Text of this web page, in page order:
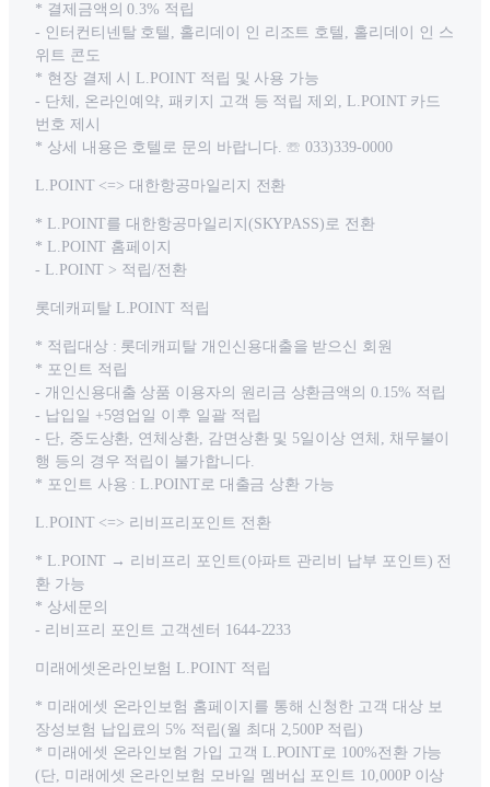
* 결제금액의 0.3% 적립
- 인터컨티넨탈 호텔, 홀리데이 인 리조트 호텔, 홀리데이 인 스
위트 콘도
* 현장 결제 시 L.POINT 적립 및 사용 가능
- 단체, 온라인예약, 패키지 고객 등 적립 제외, L.POINT 카드
번호 제시
* 상세 내용은 호텔로 문의 바랍니다. ☏ 033)339-0000
L.POINT <=> 대한항공마일리지 전환
* L.POINT를 대한항공마일리지(SKYPASS)로 전환
* L.POINT 홈페이지
- L.POINT > 적립/전환
롯데캐피탈 L.POINT 적립
* 적립대상 : 롯데캐피탈 개인신용대출을 받으신 회원
* 포인트 적립
- 개인신용대출 상품 이용자의 원리금 상환금액의 0.15% 적립
- 납입일 +5영업일 이후 일괄 적립
- 단, 중도상환, 연체상환, 감면상환 및 5일이상 연체, 채무불이
행 등의 경우 적립이 불가합니다.
* 포인트 사용 : L.POINT로 대출금 상환 가능
L.POINT <=> 리비프리포인트 전환
* L.POINT → 리비프리 포인트(아파트 관리비 납부 포인트) 전
환 가능
* 상세문의
- 리비프리 포인트 고객센터 1644-2233
미래에셋온라인보험 L.POINT 적립
* 미래에셋 온라인보험 홈페이지를 통해 신청한 고객 대상 보
장성보험 납입료의 5% 적립(월 최대 2,500P 적립)
* 미래에셋 온라인보험 가입 고객 L.POINT로 100%전환 가능
(단, 미래에셋 온라인보험 모바일 멤버십 포인트 10,000P 이상